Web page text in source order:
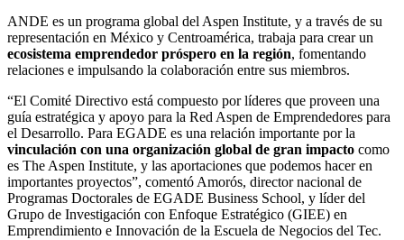
ANDE es un programa global del Aspen Institute, y a través de su
representación en México y Centroamérica, trabaja para crear un
ecosistema emprendedor próspero en la región, fomentando
relaciones e impulsando la colaboración entre sus miembros.
“El Comité Directivo está compuesto por líderes que proveen una
guía estratégica y apoyo para la Red Aspen de Emprendedores para
el Desarrollo. Para EGADE es una relación importante por la
vinculación con una organización global de gran impacto como
es The Aspen Institute, y las aportaciones que podemos hacer en
importantes proyectos”, comentó Amorós, director nacional de
Programas Doctorales de EGADE Business School, y líder del
Grupo de Investigación con Enfoque Estratégico (GIEE) en
Emprendimiento e Innovación de la Escuela de Negocios del Tec.